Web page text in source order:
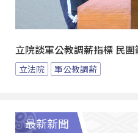
立院談軍公教調薪指標 民團
立法院 軍公教調薪
最新新聞